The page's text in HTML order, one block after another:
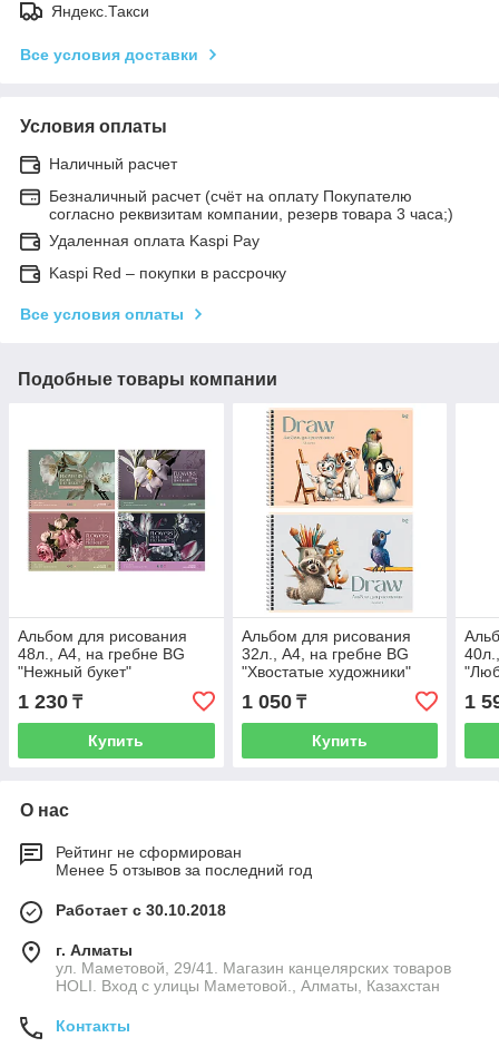
Яндекс.Такси
Все условия доставки
Условия оплаты
Наличный расчет
Безналичный расчет (счёт на оплату Покупателю
согласно реквизитам компании, резерв товара 3 часа;)
Удаленная оплата Kaspi Pay
Kaspi Red – покупки в рассрочку
Все условия оплаты
Подобные товары компании
Альбом для рисования
48л., А4, на гребне BG
"Нежный букет"
1 230 ₸
Купить
Альбом для рисования
32л., А4, на гребне BG
"Хвостатые художники"
1 050₸
Купить
1
О нас
Рейтинг не сформирован
Менее 5 отзывов за последний год
Работает с 30.10.2018
г. Алматы
ул. Маметовой, 29/41. Магазин канцелярских товаров
HOLI. Вход с улицы Маметовой., Алматы, Казахстан
Контакты